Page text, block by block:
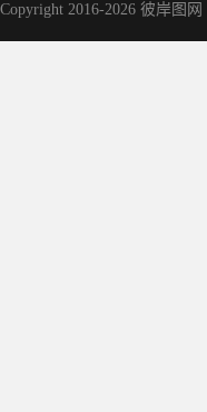
Copyright 2016-2026 彼岸图网